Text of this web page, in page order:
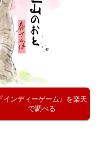
『インディーゲーム』を楽天
で調べる